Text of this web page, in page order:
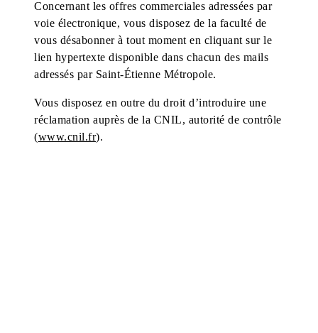
Concernant les offres commerciales adressées par
voie électronique, vous disposez de la faculté de
vous désabonner à tout moment en cliquant sur le
lien hypertexte disponible dans chacun des mails
adressés par Saint-Étienne Métropole.
Vous disposez en outre du droit d’introduire une
réclamation auprès de la CNIL, autorité de contrôle
(www.cnil.fr).